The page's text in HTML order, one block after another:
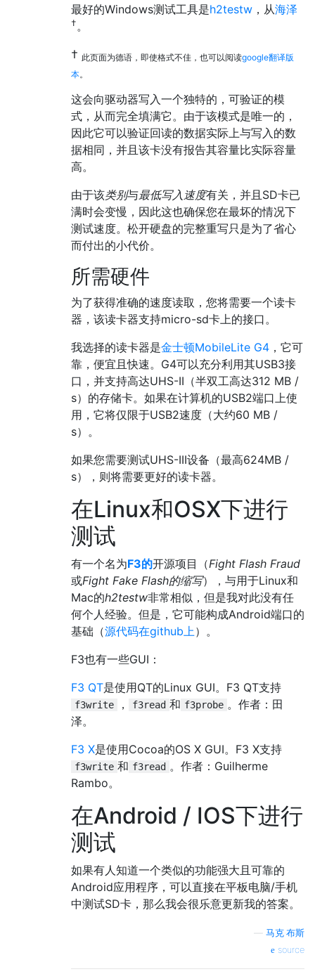
最好的Windows测试工具是h2testw ，从海泽
†。
† 此页面为德语，即使格式不佳，也可以阅读google翻译版
本。
这会向驱动器写入一个独特的，可验证的模
式，从而完全填满它。由于该模式是唯一的，
因此它可以验证回读的数据实际上与写入的数
据相同，并且该卡没有报告其容量比实际容量
高。
由于该类别与最低写入速度有关，并且SD卡已
满时会变慢，因此这也确保您在最坏的情况下
测试速度。松开硬盘的完整重写只是为了省心
而付出的小代价。
所需硬件
为了获得准确的速度读取，您将需要一个读卡
器，该读卡器支持micro-sd卡上的接口。
我选择的读卡器是金士顿MobileLite G4 ，它可
靠，便宜且快速。G4可以充分利用其USB3接
口，并支持高达UHS-II（半双工高达312 MB /
s）的存储卡。如果在计算机的USB2端口上使
用，它将仅限于USB2速度（大约60 MB /
s）。
如果您需要测试UHS-III设备（最高624MB /
s），则将需要更好的读卡器。
在Linux和OSX下进行
测试
有一个名为F3的开源项目（Fight Flash Fraud
或Fight Fake Flash的缩写），与用于Linux和
Mac的h2testw非常相似，但是我对此没有任
何个人经验。但是，它可能构成Android端口的
基础（源代码在github上）。
F3也有一些GUI：
F3 QT是使用QT的Linux GUI。F3 QT支持
f3write ， f3read 和 f3probe 。作者：田
泽。
F3 X是使用Cocoa的OS X GUI。F3 X支持
f3write 和 f3read 。作者：Guilherme
Rambo。
在Android / IOS下进行
测试
如果有人知道一个类似的功能强大且可靠的
Android应用程序，可以直接在平板电脑/手机
中测试SD卡，那么我会很乐意更新我的答案。
马克·布斯
source